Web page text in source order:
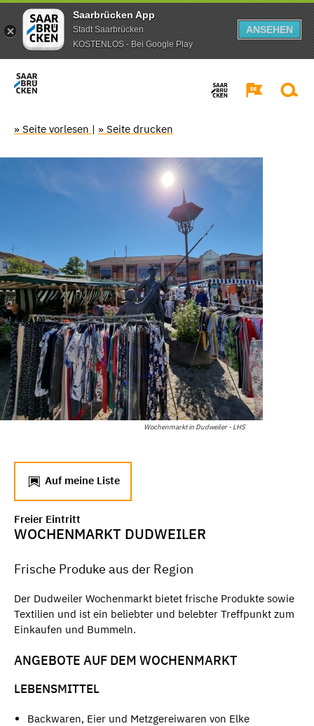
Saarbrücken App
Stadt Saarbrücken
KOSTENLOS - Bei Google Play
ANSEHEN
» Seite vorlesen | » Seite drucken
Wochenmarkt in Dudweiler - LHS
Auf meine Liste
Freier Eintritt
WOCHENMARKT DUDWEILER
Frische Produke aus der Region
Der Dudweiler Wochenmarkt bietet frische Produkte sowie
Textilien und ist ein beliebter und belebter Treffpunkt zum
Einkaufen und Bummeln.
ANGEBOTE AUF DEM WOCHENMARKT
LEBENSMITTEL
Backwaren, Eier und Metzgereiwaren von Elke